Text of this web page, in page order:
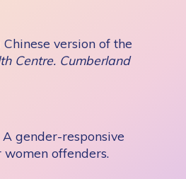
version of the
Centre. Cumberland
gender-responsive
offenders.